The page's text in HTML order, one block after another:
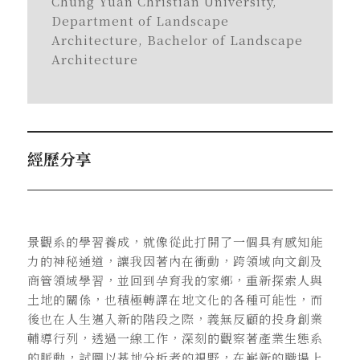
Department of Landscape
Architecture, Bachelor of Landscape
Architecture
經歷分享
景觀系的學習養成，就像從此打開了一個具有感知能
力的神秘通道，讓我因著內在衝動，跨領域向文創及
商管領域學習，並回到孕育我的家鄉，重新探索人與
土地的關係，也積極轉譯在地文化的各種可能性，而
後也在人生邁入新的階段之際，義無反顧的投身創業
輔導行列，透過一線工作，深刻的觀察著產業生態系